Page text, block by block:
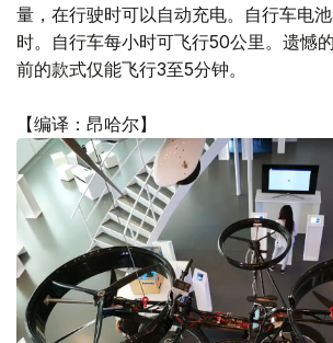
量，在行驶时可以自动充电。自行车电
时。自行车每小时可飞行50公里。遗憾
前的款式仅能飞行3至5分钟。
【编译：昂哈尔】